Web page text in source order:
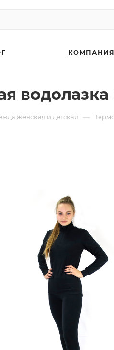
КОМПАНИЯ
женская и детская —